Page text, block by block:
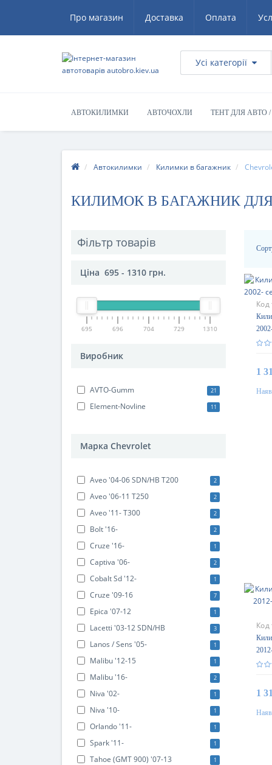
Про магазин Доставка Оплата
Усі категорії
АВТОКИЛИМКИ АВТОЧОХЛИ ТЕНТ ДЛЯ АВТО
Автокилимки Килимки в багажник
КИЛИМОК В БАГАЖНИК ДЛЯ
Фільтр товарів
Ціна 695 - 1310 грн.
695 696 704 729 1310
Виробник
AVTO-Gumm 21
Element-Novline 11
Марка Chevrolet
Aveo '04-06 SDN/HB T200 2
Aveo '06-11 T250 2
Aveo '11- T300 2
Bolt '16- 2
Cruze '16- 1
Captiva '06- 2
Cobalt Sd '12- 1
Cruze '09-16 7
Epica '07-12 1
Lacetti '03-12 SDN/HB 3
Lanos / Sens '05- 1
Malibu '12-15 1
Malibu '16- 2
Niva '02- 1
Niva '10- 1
Orlando '11- 1
Spark '11- 1
Tahoe (GMT 900) '07-13 1
Код
1
Код
1